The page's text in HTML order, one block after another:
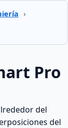
›
Pro
del
del